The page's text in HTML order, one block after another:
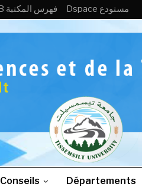
PMB فهرس المكتبة Dspace مستودع
Conseils Départements